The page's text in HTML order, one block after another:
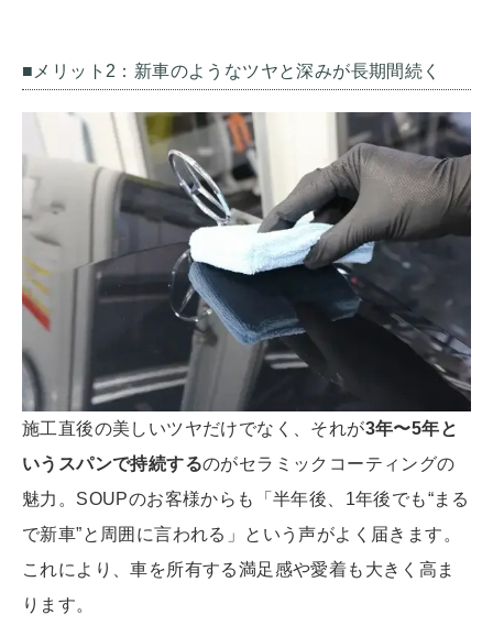
■メリット2：新車のようなツヤと深みが長期間続く
施工直後の美しいツヤだけでなく、それが3年〜5年と
いうスパンで持続するのがセラミックコーティングの
魅力。SOUPのお客様からも「半年後、1年後でも“まる
で新車”と周囲に言われる」という声がよく届きます。
これにより、車を所有する満足感や愛着も大きく高ま
ります。